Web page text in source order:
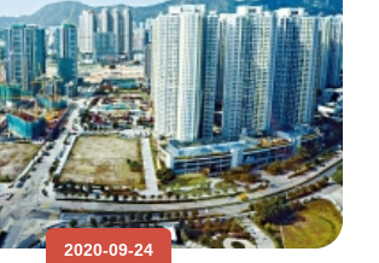
2020-09-24